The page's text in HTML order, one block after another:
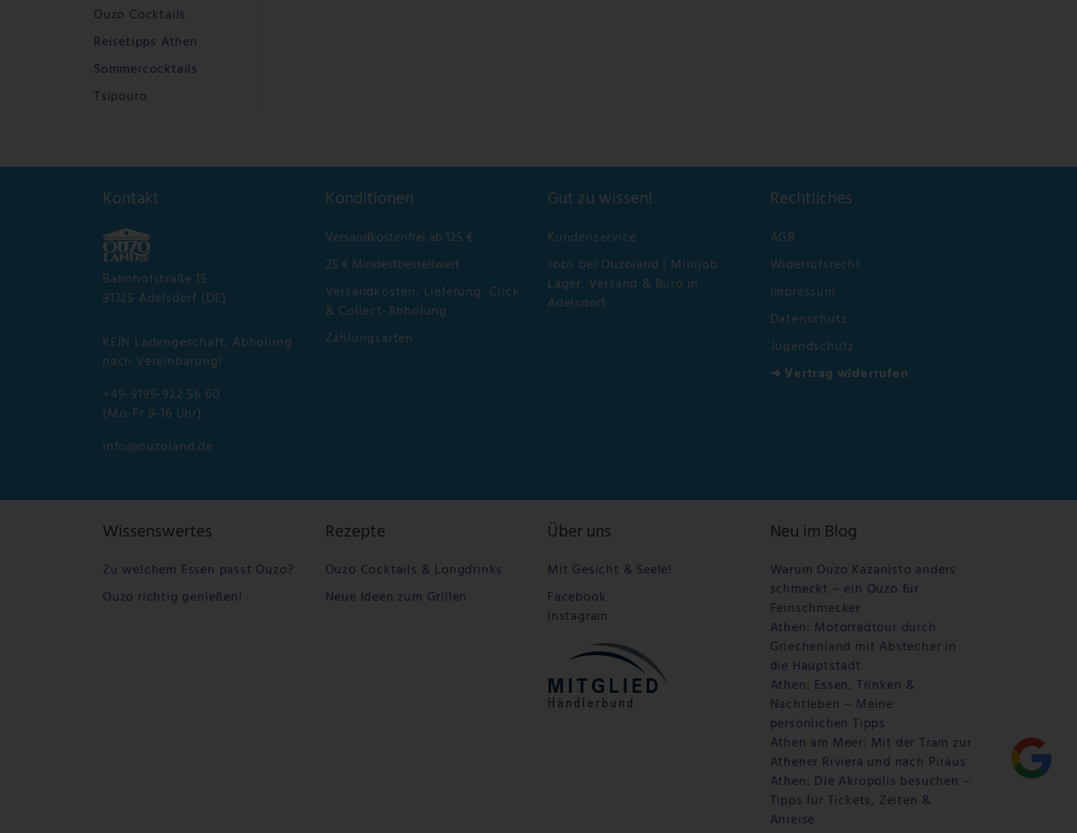
Ouzo Cocktails
Reisetipps Athen
Sommercocktails
Tsipouro
Kontakt
Bahnhofstraße 15
91325 Adelsdorf (DE)
KEIN Ladengeschäft, Abholung
nach Vereinbarung!
+49-9195-922 56 60
(Mo-Fr 9-16 Uhr)
info@ouzoland.de
Konditionen
Versandkostenfrei ab 125 €
25 € Mindestbestellwert
Versandkosten, Lieferung, Click
& Collect-Abholung
Zahlungsarten
Gut zu wissen!
Kundenservice
Jobs bei Ouzoland | Minijob
Lager, Versand & Büro in
Adelsdorf
Rechtliches
AGB
Widerrufsrecht
Impressum
Datenschutz
Jugendschutz
➜ Vertrag widerrufen
Wissenswertes
Zu welchem Essen passt Ouzo?
Ouzo richtig genießen!
Rezepte
Ouzo Cocktails & Longdrinks
Neue Ideen zum Grillen
Über uns
Mit Gesicht & Seele!
Facebook
Instagram
Neu im Blog
Warum Ouzo Kazanisto anders
schmeckt – ein Ouzo für
Feinschmecker
Athen: Motorradtour durch
Griechenland mit Abstecher in
die Hauptstadt
Athen: Essen, Trinken &
Nachtleben – Meine
persönlichen Tipps
Athen am Meer: Mit der Tram zur
Athener Riviera und nach Piräus
Athen: Die Akropolis besuchen –
Tipps für Tickets, Zeiten &
Anreise